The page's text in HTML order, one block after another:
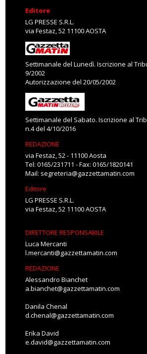
Editore
LG PRESSE S.R.L.
via Festaz, 52 11100 AOSTA
Settimanale del Lunedì. Iscrizione al
9/2002
Autorizzazione del 20/05/2002
Settimanale del Sabato. Iscrizione al
n.4 del 4/10/2016
REDAZIONE
via Festaz, 52 - 11100 Aosta
Tel: 0165/231711 - Fax: 0165/1820141
Mail: segreteria@gazzettamatin.com
Editore
LG PRESSE S.R.L.
via Festaz, 52 11100 AOSTA
DIRETTORE RESPONSABILE
Luca Mercanti
l.mercanti@gazzettamatin.com
REDAZIONE
Alessandro Bianchet
a.bianchet@gazzettamatin.com
Danila Chenal
d.chenal@gazzettamatin.com
Erika David
e.david@gazzettamatin.com